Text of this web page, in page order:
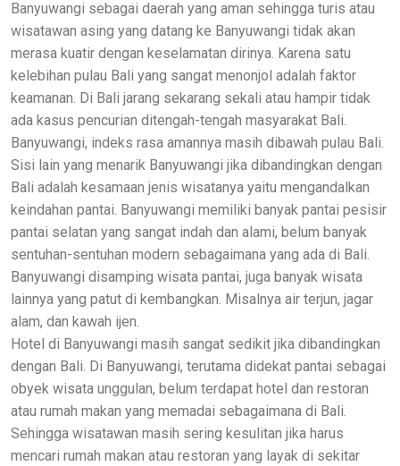
Banyuwangi sebagai daerah yang aman sehingga turis atau
wisatawan asing yang datang ke Banyuwangi tidak akan
merasa kuatir dengan keselamatan dirinya. Karena satu
kelebihan pulau Bali yang sangat menonjol adalah faktor
keamanan. Di Bali jarang sekarang sekali atau hampir tidak
ada kasus pencurian ditengah-tengah masyarakat Bali.
Banyuwangi, indeks rasa amannya masih dibawah pulau Bali.
Sisi lain yang menarik Banyuwangi jika dibandingkan dengan
Bali adalah kesamaan jenis wisatanya yaitu mengandalkan
keindahan pantai. Banyuwangi memiliki banyak pantai pesisir
pantai selatan yang sangat indah dan alami, belum banyak
sentuhan-sentuhan modern sebagaimana yang ada di Bali.
Banyuwangi disamping wisata pantai, juga banyak wisata
lainnya yang patut di kembangkan. Misalnya air terjun, jagar
alam, dan kawah ijen.
Hotel di Banyuwangi masih sangat sedikit jika dibandingkan
dengan Bali. Di Banyuwangi, terutama didekat pantai sebagai
obyek wisata unggulan, belum terdapat hotel dan restoran
atau rumah makan yang memadai sebagaimana di Bali.
Sehingga wisatawan masih sering kesulitan jika harus
mencari rumah makan atau restoran yang layak di sekitar